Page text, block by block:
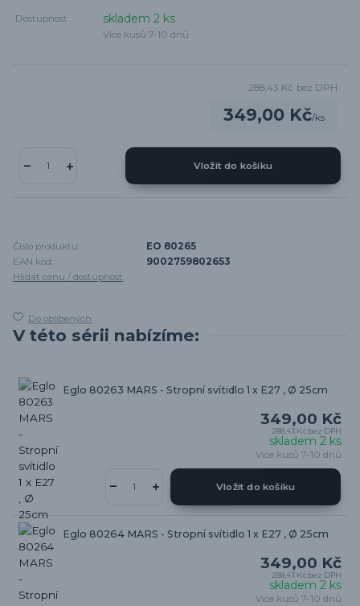
Dostupnost skladem 2 ks
Více kusů 7-10 dnů
349,00 Kč/ks
288,43 Kč bez DPH
Vložit do košíku
Číslo produktu:
EO 80265
EAN kód:
9002759802653
Hlídat cenu / dostupnost
Do oblíbených
V této sérii nabízíme:
Eglo 80263 MARS - Stropní svítidlo 1 x E27 , Ø 25cm
349,00 Kč
288,43 Kč bez DPH
skladem 2 ks
Více kusů 7-10 dnů
Vložit do košíku
Eglo 80264 MARS - Stropní svítidlo 1 x E27 , Ø 25cm
349,00 Kč
288,43 Kč bez DPH
skladem 2 ks
Více kusů 7-10 dnů